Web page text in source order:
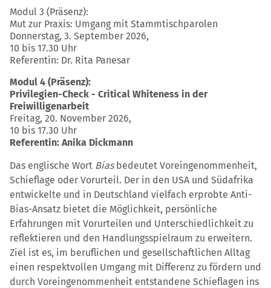
Das englische Wort Biasbedeutet Voreingenommenheit,
Schieflage oder Vorurteil. Der in den USA und Südafrika
entwickelte und in Deutschland vielfach erprobte Anti-
Bias-Ansatz bietet die Möglichkeit, persönliche
Erfahrungen mit Vorurteilen und Unterschiedlichkeit zu
reflektieren und den Handlungsspielraum zu erweitern.
Ziel ist es, im beruflichen und gesellschaftlichen Alltag
einen respektvollen Umgang mit Differenz zu fördern und
durch Voreingenommenheit entstandene Schieflagen ins
Modul 3 (Präsenz):
Mut zur Praxis: Umgang mit Stammtischparolen
Donnerstag, 3. September 2026,
10 bis 17.30 Uhr
Referentin: Dr. Rita Panesar
Modul 4 (Präsenz):
Privilegien-Check - Critical Whiteness in der
Freiwilligenarbeit
Freitag, 20. November 2026,
10 bis 17.30 Uhr
Referentin: Anika Dickmann